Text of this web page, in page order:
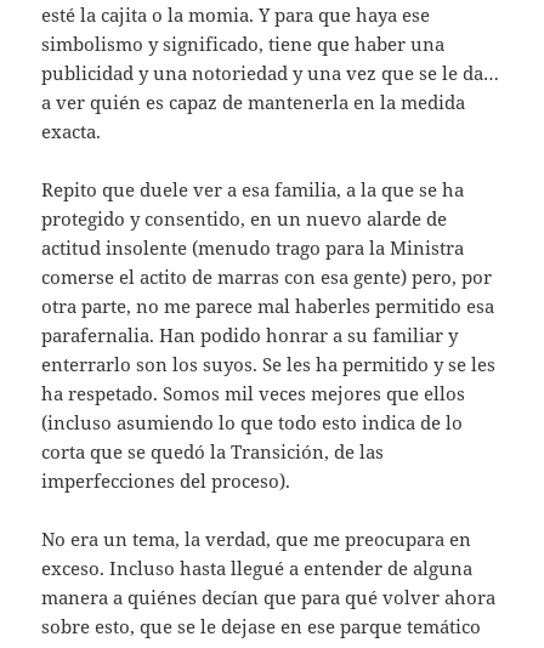
esté la cajita o la momia. Y para que haya ese
simbolismo y significado, tiene que haber una
publicidad y una notoriedad y una vez que se le da…
a ver quién es capaz de mantenerla en la medida
exacta.
Repito que duele ver a esa familia, a la que se ha
protegido y consentido, en un nuevo alarde de
actitud insolente (menudo trago para la Ministra
comerse el actito de marras con esa gente) pero, por
otra parte, no me parece mal haberles permitido esa
parafernalia. Han podido honrar a su familiar y
enterrarlo son los suyos. Se les ha permitido y se les
ha respetado. Somos mil veces mejores que ellos
(incluso asumiendo lo que todo esto indica de lo
corta que se quedó la Transición, de las
imperfecciones del proceso).
No era un tema, la verdad, que me preocupara en
exceso. Incluso hasta llegué a entender de alguna
manera a quiénes decían que para qué volver ahora
sobre esto, que se le dejase en ese parque temático